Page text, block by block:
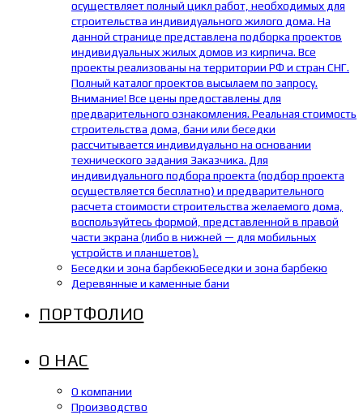
осуществляет полный цикл работ, необходимых для
строительства индивидуального жилого дома. На
данной странице представлена подборка проектов
индивидуальных жилых домов из кирпича. Все
проекты реализованы на территории РФ и стран СНГ.
Полный каталог проектов высылаем по запросу.
Внимание! Все цены предоставлены для
предварительного ознакомления. Реальная стоимость
строительства дома, бани или беседки
рассчитывается индивидуально на основании
технического задания Заказчика. Для
индивидуального подбора проекта (подбор проекта
осуществляется бесплатно) и предварительного
расчета стоимости строительства желаемого дома,
воспользуйтесь формой, представленной в правой
части экрана (либо в нижней — для мобильных
устройств и планшетов).
Беседки и зона барбекюБеседки и зона барбекю
Деревянные и каменные бани
ПОРТФОЛИО
О НАС
О компании
Производство